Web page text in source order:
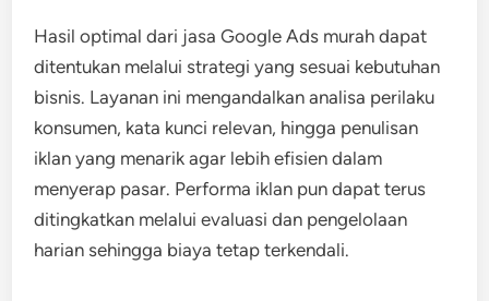
Hasil optimal dari jasa Google Ads murah dapat
ditentukan melalui strategi yang sesuai kebutuhan
bisnis. Layanan ini mengandalkan analisa perilaku
konsumen, kata kunci relevan, hingga penulisan
iklan yang menarik agar lebih efisien dalam
menyerap pasar. Performa iklan pun dapat terus
ditingkatkan melalui evaluasi dan pengelolaan
harian sehingga biaya tetap terkendali.